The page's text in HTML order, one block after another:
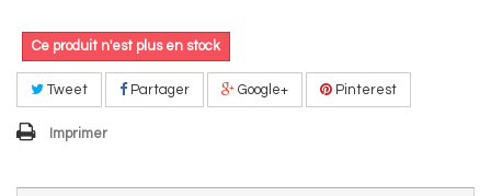
Ce produit n'est plus en stock
Tweet Partager Google+ Pinterest
Imprimer